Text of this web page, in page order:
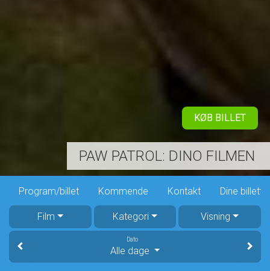
PAW PATROL: DINO FILMEN
KØB BILLET
Program/billet Kommende Kontakt Dine
Film Kategori Visning
Dato
Alle dage